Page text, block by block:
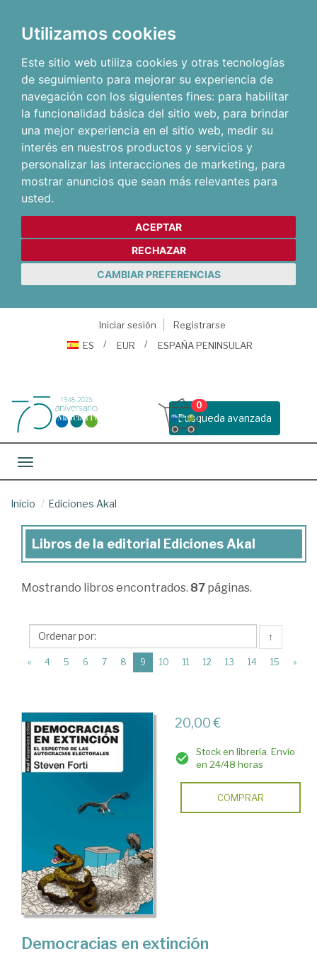
Utilizamos cookies
Este sitio web utiliza cookies y otras tecnologías
de seguimiento para mejorar su experiencia de
navegación con los siguientes fines: para habilitar
la funcionalidad básica del sitio web, para brindar
una mejor experiencia en el sitio web, medir su
interés en nuestros productos y servicios y
personalizar las interacciones de marketing, para
mostrar anuncios que sean más relevantes para
usted.
ACEPTAR
RECHAZAR
CAMBIAR PREFERENCIAS
Iniciar sesión
Registrarse
ES
EUR ESPAÑA PENINSULAR
Busqueda avanzada
0
Toggle navigation
Inicio Ediciones Akal
Libros
la
Ediciones
Akal
Libros de la editorial Ediciones Akal
Mostrando libros encontrados. 87 páginas.
↑
« 4 5 6 7 8 9 (current)
10 11 12 13 14 15 »
20,00 €
Stock en librería. Envío
en 24/48 horas
COMPRAR
Democracias en extinción